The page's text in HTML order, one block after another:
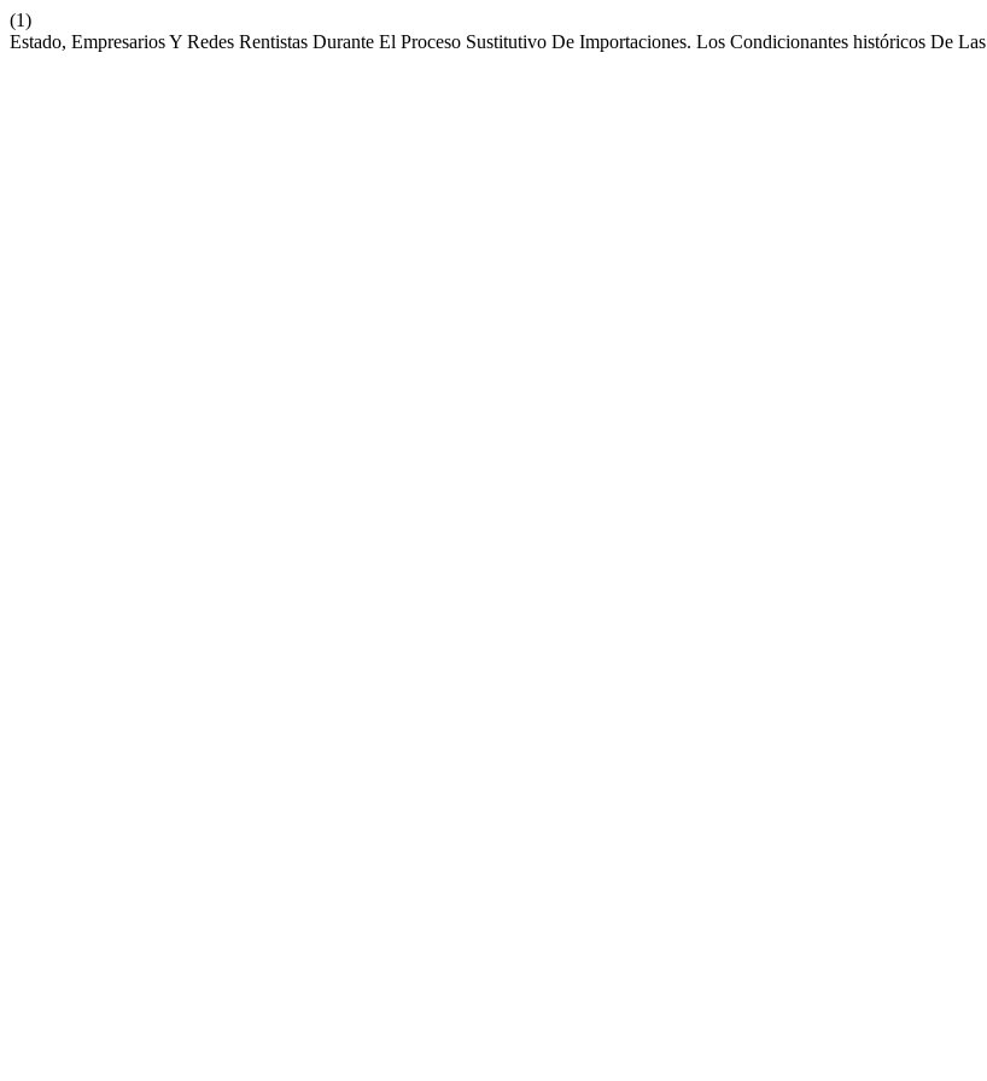
(1)
Estado, Empresarios Y Redes Rentistas Durante El Proceso Sustitutivo De Importaciones. Los Condicionantes históricos De